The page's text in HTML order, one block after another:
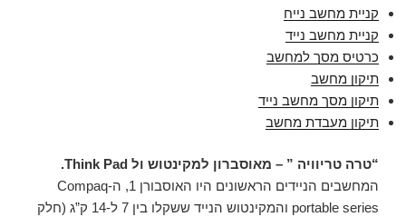
קניית מחשב נייח
קניית מחשב נייד
כרטיס מסך למחשב
תיקון מחשב
תיקון מסך מחשב נייד
תיקון מעבדת מחשב
“טרה טריוויה ” – מאוסברון למקינטוש ול Think Pad.
המחשבים הניידים הראשונים היו האוסבורן 1, ה-Compaq
portable series והמקינטוש הנייד ששקלו בין 7 ל-14 ק”ג (חלק